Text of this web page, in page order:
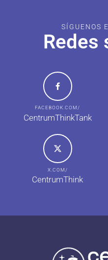
SÍGUENOS
Redes
FACEBOOK.COM/
CentrumThinkTank
X.COM/
CentrumThink